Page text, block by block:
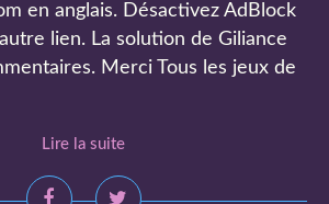
en anglais. Désactivez AdBlock
lien. La solution de Giliance
Merci Tous les jeux de
Lire la suite